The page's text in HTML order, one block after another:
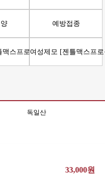
예방접종
맥스프로플러스]여성제모 [젠틀맥스프
독일산
33,000원